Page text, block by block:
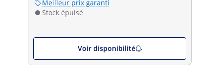
Meilleur prix garanti
Stock épuisé
Voir disponibilité